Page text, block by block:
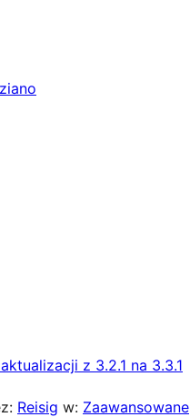
z 3.2.1 na 3.3.1
Reisig w: Zaawansowane